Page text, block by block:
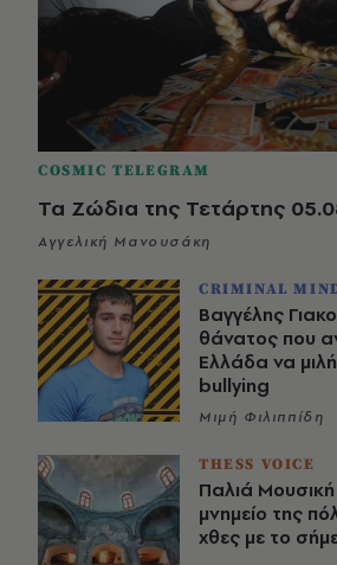
COSMIC TELEGRAM
Τα Ζώδια της Τετάρτης
Αγγελική Μανουσάκη
CRIMINAL
Βαγγέλης
θάνατος που
Ελλάδα να
bullying
Μιμή Φιλιππίδη
THESS VOICE
Παλιά
μνημείο της
χθες με το